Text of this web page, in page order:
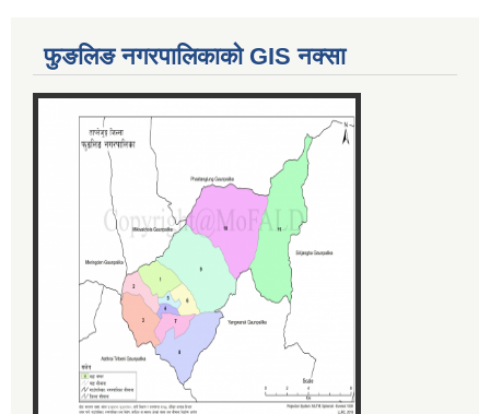
फुङलिङ नगरपालिकाको GIS नक्सा